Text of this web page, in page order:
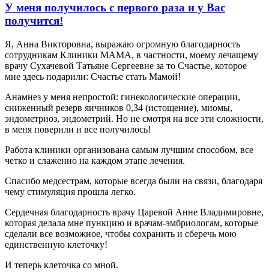
У меня получилось с первого раза и у Вас
получится!
Я, Анна Викторовна, выражаю огромную благодарность
сотрудникам Клиники МАМА, в частности, моему лечащему
врачу Сухачевой Татьяне Сергеевне за то Счастье, которое
мне здесь подарили: Счастье стать Мамой!
Анамнез у меня непростой: гинекологические операции,
сниженный резерв яичников 0,34 (истощение), миомы,
эндометриоз, эндометрий. Но не смотря на все эти сложности,
в меня поверили и все получилось!
Работа клиники организована самым лучшим способом, все
четко и слаженно на каждом этапе лечения.
Спасибо медсестрам, которые всегда были на связи, благодаря
чему стимуляция прошла легко.
Сердечная благодарность врачу Царевой Анне Владимировне,
которая делала мне пункцию и врачам-эмбриологам, которые
сделали все возможное, чтобы сохранить и сберечь мою
единственную клеточку!
И теперь клеточка со мной.